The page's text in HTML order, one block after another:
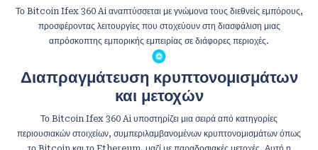
Το Bitcoin Ifex 360 Ai αναπτύσσεται με γνώμονα τους διεθνείς εμπόρους,
προσφέροντας λειτουργίες που στοχεύουν στη διασφάλιση μιας
απρόσκοπτης εμπορικής εμπειρίας σε διάφορες περιοχές.
Διαπραγμάτευση κρυπτονομισμάτων
και μετοχών
Το Bitcoin Ifex 360 Ai υποστηρίζει μια σειρά από κατηγορίες
περιουσιακών στοιχείων, συμπεριλαμβανομένων κρυπτονομισμάτων όπως